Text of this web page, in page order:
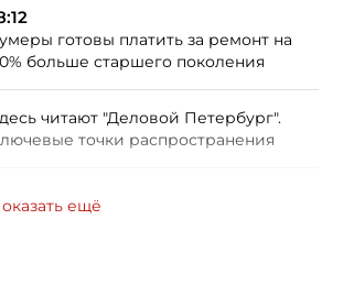
готовы платить за ремонт на
больше старшего поколения
читают "Деловой Петербург".
точки распространения
ещё